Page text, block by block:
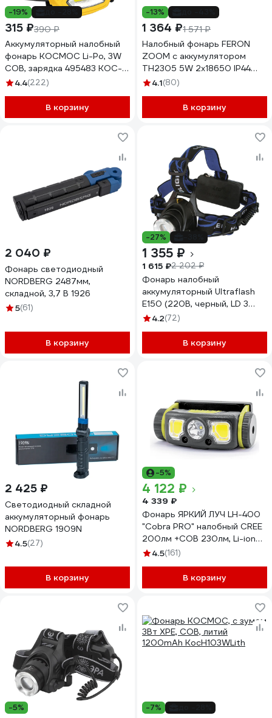
-19%
315 ₽390 ₽
Аккумуляторный налобный
фонарь КОСМОС Li-Po, 3W
COB, зарядка 495483 KOC-
LiPoH3WCOB
4.4(222)
В корзину
-13%
1 364 ₽1 571 ₽
Налобный фонарь FERON
ZOOM с аккумулятором
TH2305 5W 2x18650 IP44
пластик-алюминий 41709
4.1(80)
В корзину
2 040 ₽
Фонарь светодиодный
NORDBERG 2487мм,
складной, 3,7 В 1926
5(61)
В корзину
-27%
1 355 ₽
1 615 ₽2 202 ₽
Фонарь налобный
аккумуляторный Ultraflash
E150 (220В, черный, LD 3
Ватт, фокус, 2 ак 3 реж,
4.2(72)
В корзину
2 425 ₽
Светодиодный складной
аккумуляторный фонарь
NORDBERG 1909N
4.5(27)
В корзину
-5%
4 122 ₽
4 339 ₽
Фонарь ЯРКИЙ ЛУЧ LH-400
"Cobra PRO" налобный CREE
200лм +COB 230лм, Li-ion
2600mAh 4606400106302
4.5(161)
В корзину
-5% -7%